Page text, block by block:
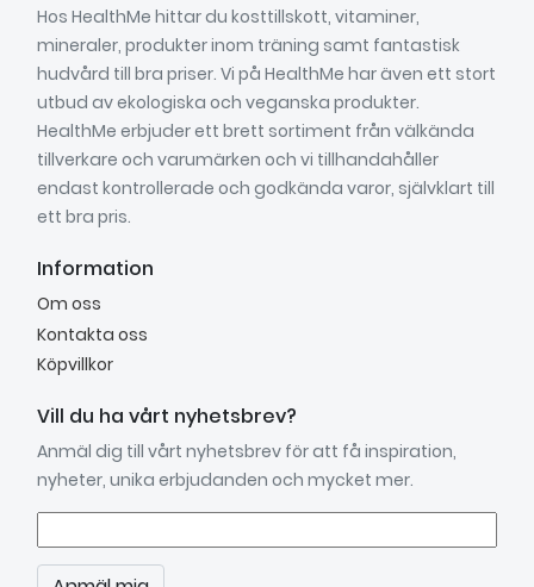
Hos HealthMe hittar du kosttillskott, vitaminer,
mineraler, produkter inom träning samt fantastisk
hudvård till bra priser. Vi på HealthMe har även ett stort
utbud av ekologiska och veganska produkter.
HealthMe erbjuder ett brett sortiment från välkända
tillverkare och varumärken och vi tillhandahåller
endast kontrollerade och godkända varor, självklart till
ett bra pris.
Information
Om oss
Kontakta oss
Köpvillkor
Vill du ha vårt nyhetsbrev?
Anmäl dig till vårt nyhetsbrev för att få inspiration,
nyheter, unika erbjudanden och mycket mer.